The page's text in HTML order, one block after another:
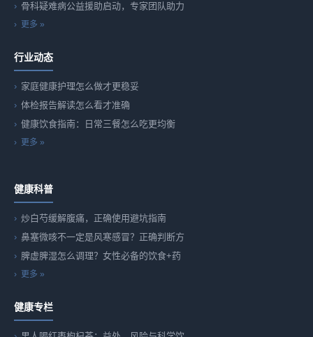
骨科疑难病公益援助启动，专家团队助力
更多 »
行业动态
家庭健康护理怎么做才更稳妥
体检报告解读怎么看才准确
健康饮食指南：日常三餐怎么吃更均衡
更多 »
健康科普
炒白芍缓解腹痛，正确使用避坑指南
鼻塞微咳不一定是风寒感冒？正确判断方
脾虚脾湿怎么调理？女性必备的饮食+药
更多 »
健康专栏